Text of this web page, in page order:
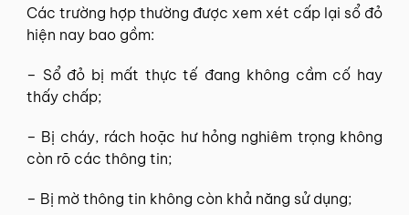
Các trường hợp thường được xem xét cấp lại sổ đỏ
hiện nay bao gồm:
– Sổ đỏ bị mất thực tế đang không cầm cố hay
thấy chấp;
– Bị cháy, rách hoặc hư hỏng nghiêm trọng không
còn rõ các thông tin;
– Bị mờ thông tin không còn khả năng sử dụng;